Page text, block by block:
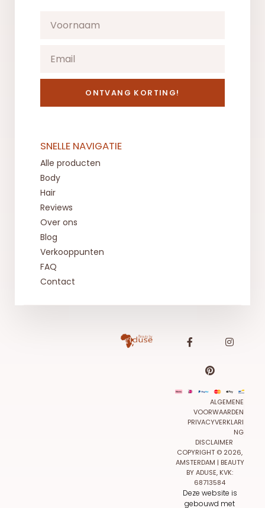
ONTVANG KORTING!
SNELLE NAVIGATIE
Alle producten
Body
Hair
Reviews
Over ons
Blog
Verkooppunten
FAQ
Contact
ALGEMENE
VOORWAARDEN
PRIVACYVERKLARI
NG
DISCLAIMER
COPYRIGHT © 2026,
AMSTERDAM | BEAUTY
BY ADUSE, KVK:
68713584
Deze website is
gebouwd met